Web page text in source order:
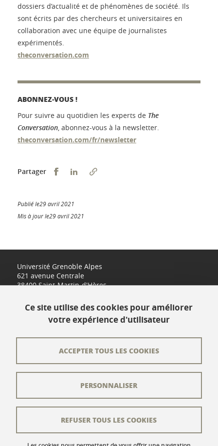
dossiers d’actualité et de phénomènes de société. Ils
sont écrits par des chercheurs et universitaires en
collaboration avec une équipe de journalistes
expérimentés.
theconversation.com
ABONNEZ-VOUS !
Pour suivre au quotidien les experts de The
Conversation, abonnez-vous à la newsletter.
theconversation.com/fr/newsletter
Partager Partager sur Facebook
Partager sur LinkedIn
Publié le29 avril 2021
Mis à jour le29 avril 2021
Université Grenoble Alpes
621 avenue Centrale
38400 Saint-Martin-d'Hères
L'équipe éditoriale
Crédits
Mentions légales
Ce site utilise des cookies pour améliorer
votre expérience d'utilisateur
ACCEPTER TOUS LES COOKIES
REFUSER TOUS LES COOKIES
PERSONNALISER